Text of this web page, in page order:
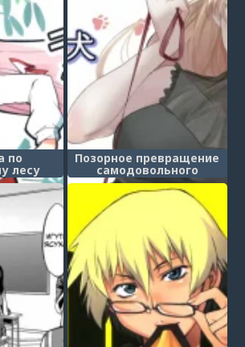
Сборники манги
Sign in
Register
по
лесу
Позорное превращение
самодовольного
мужчины в сучку (Ikiri
Otoko Shuuchi Mesuinu
Kaizou) (Smug Man's
Conversion)